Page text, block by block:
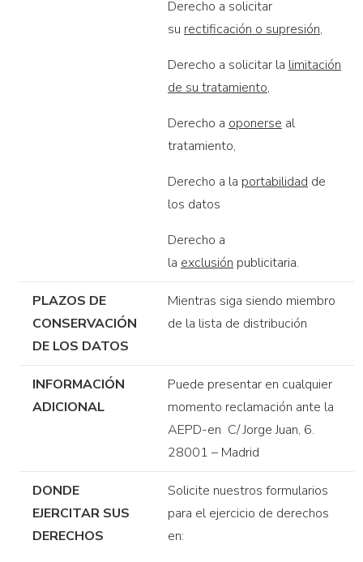
Derecho a solicitar
su rectificación o supresión,
Derecho a solicitar la limitación
de su tratamiento,
Derecho a oponerse al
tratamiento,
Derecho a la portabilidad de
los datos
Derecho a
la exclusión publicitaria.
PLAZOS DE
CONSERVACIÓN
DE LOS DATOS
Mientras siga siendo miembro
de la lista de distribución
INFORMACIÓN
ADICIONAL
Puede presentar en cualquier
momento reclamación ante la
AEPD-en C/ Jorge Juan, 6.
28001 – Madrid
DONDE
EJERCITAR SUS
DERECHOS
Solicite nuestros formularios
para el ejercicio de derechos
en: